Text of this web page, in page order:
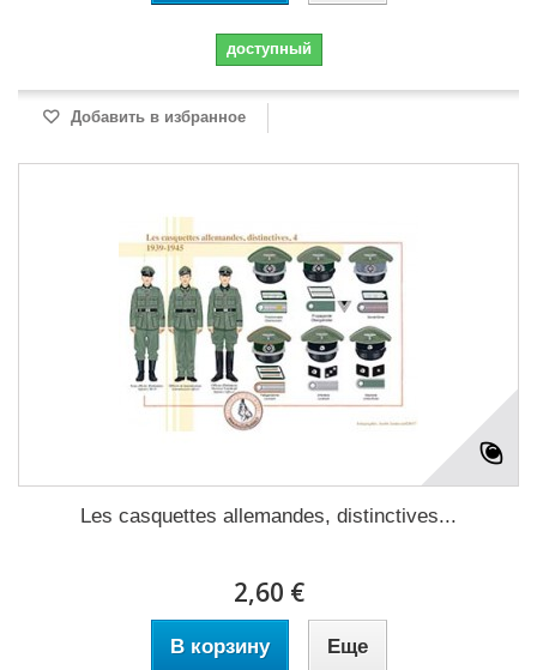
доступный
Добавить в избранное
Les casquettes allemandes, distinctives...
2,60 €
В корзину Еще